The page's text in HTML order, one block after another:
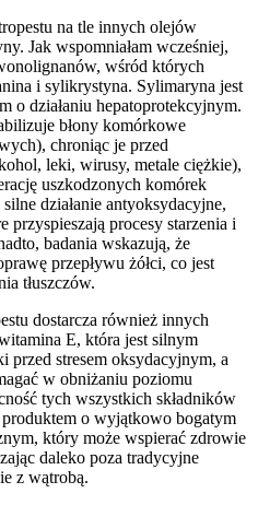
na tle innych olejów
Jak wspomniałam wcześniej,
wśród których
i sylikrystyna. Sylimaryna jest
o działaniu hepatoprotekcyjnym.
błony komórkowe
chroniąc je przed
leki, wirusy, metale ciężkie),
uszkodzonych komórek
działanie antyoksydacyjne,
procesy starzenia i
badania wskazują, że
przepływu żółci, co jest
tłuszczów.
dostarcza również innych
E, która jest silnym
przed stresem oksydacyjnym, a
w obniżaniu poziomu
tych wszystkich składników
o wyjątkowo bogatym
który może wspierać zdrowie
daleko poza tradycyjne
z wątrobą.